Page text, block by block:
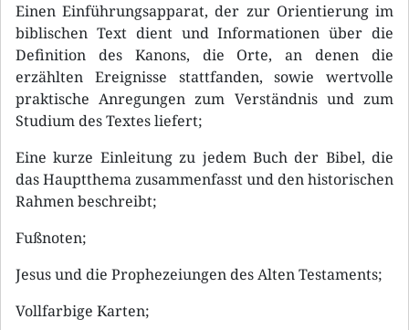
Einen Einführungsapparat, der zur Orientierung im
biblischen Text dient und Informationen über die
Definition des Kanons, die Orte, an denen die
erzählten Ereignisse stattfanden, sowie wertvolle
praktische Anregungen zum Verständnis und zum
Studium des Textes liefert;
Eine kurze Einleitung zu jedem Buch der Bibel, die
das Hauptthema zusammenfasst und den historischen
Rahmen beschreibt;
Fußnoten;
Jesus und die Prophezeiungen des Alten Testaments;
Vollfarbige Karten;